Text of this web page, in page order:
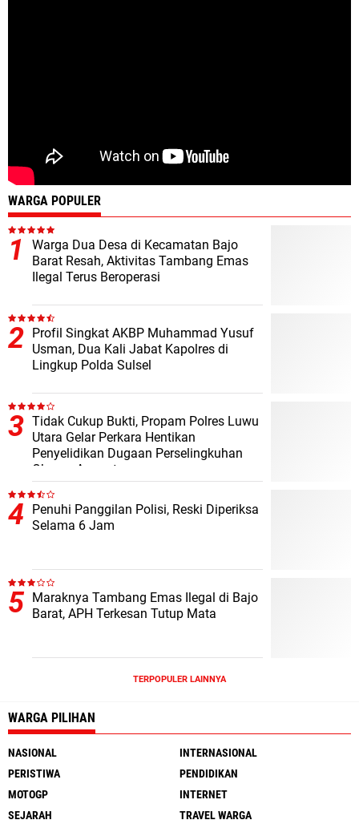
WARGA POPULER
Warga Dua Desa di Kecamatan Bajo
Barat Resah, Aktivitas Tambang Emas
Ilegal Terus Beroperasi
Profil Singkat AKBP Muhammad Yusuf
Usman, Dua Kali Jabat Kapolres di
Lingkup Polda Sulsel
Tidak Cukup Bukti, Propam Polres Luwu
Utara Gelar Perkara Hentikan
Penyelidikan Dugaan Perselingkuhan
Oknum Anggota
Penuhi Panggilan Polisi, Reski Diperiksa
Selama 6 Jam
Maraknya Tambang Emas Ilegal di Bajo
Barat, APH Terkesan Tutup Mata
TERPOPULER LAINNYA
WARGA PILIHAN
NASIONAL
INTERNASIONAL
PERISTIWA
PENDIDIKAN
MOTOGP
INTERNET
SEJARAH
TRAVEL WARGA